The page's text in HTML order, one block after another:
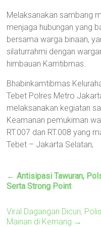
Melaksanakan sambang
menjaga hubungan yang
bersama warga binaan,
silaturrahmi dengan
himbauan Kamtibmas.
Bhabinkamtibmas
Tebet Polres Metro
melaksanakan kegiatan
Keamanan pemukiman
RT.007 dan RT.008 yang
Tebet – Jakarta Selatan,
← Antisipasi Tawuran,
Serta Strong Point
Viral Dagangan Dicuri,
Mainan di Kemang →